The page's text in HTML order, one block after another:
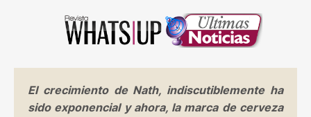
El crecimiento de Nath, indiscutiblemente ha
sido exponencial y ahora, la marca de cerveza